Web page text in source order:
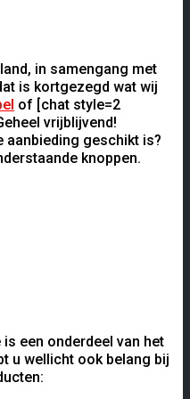
in samengang met
is kortgezegd wat wij
of [chat style=2
vrijblijvend!
aanbieding geschikt is?
knoppen.
een onderdeel van het
u wellicht ook belang bij